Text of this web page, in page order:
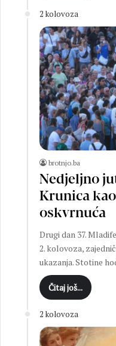
2 kolovoza
brotnjo.ba
Nedjeljno
Krunica
oskvrnuća
Drugi dan 37.
2. kolovoza,
ukazanja. Stotine
Čitaj još...
2 kolovoza